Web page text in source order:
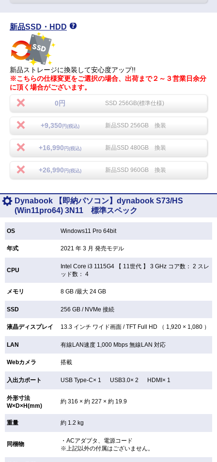
新品SSD・HDD
新品ストレージに換装して安心度アップ!!
※こちらの仕様変更をご選択の場合、出荷まで２～３営業日余分
に頂く場合がございます。
0円 SSD 256GB(標準仕様)
+9,350 円(税込) 新品SSD 256GB 換装
+16,990 円(税込) 新品SSD 480GB 換装
+26,990 円(税込) 新品SSD 960GB 換装
Dynabook 【即納パソコン】dynabook S73/HS
(Win11pro64) 3N11 標準スペック
OS Windows11 Pro 64bit
年式 2021 年 3 月 発売モデル
CPU
Intel Core i3 1115G4 【 11世代 】 3 GHz コア数： 2 スレ
ッド数： 4
メモリ 8 GB /最大 24 GB
SSD 256 GB / NVMe 接続
液晶ディスプレイ 13.3 インチ ワイド画面 /TFT Full HD （ 1,920 × 1,080 ）
LAN 有線LAN速度 1,000 Mbps 無線LAN対応
Webカメラ 搭載
入出力ポート USB Type-C× 1 USB3.0× 2 HDMI× 1
外形寸法
W×D×H(mm)
約 316 × 約 227 × 約 19.9
重量 約 1.2 kg
同梱物
・ACアダプタ、電源コード
※上記以外の付属はございません。